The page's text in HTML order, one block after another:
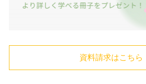
資料請求はこちら